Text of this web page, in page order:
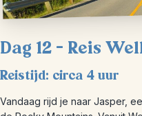
Dag 12 – Reis
Reistijd: circa 4 uur
Vandaag rijd je naar Jasper,